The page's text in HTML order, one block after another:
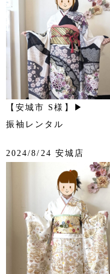
【安城市 S様】▶
振袖レンタル
2024/8/24 安城店